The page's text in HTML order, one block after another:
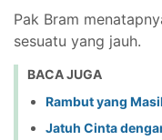
Pak Bram
sesuatu yang jauh.
BACA JUGA
Rambut yang
Jatuh Cinta